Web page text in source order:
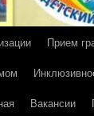
Прием
Вакансии